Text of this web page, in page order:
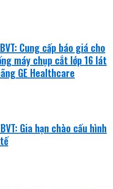
Cung cấp báo giá cho
máy chụp cắt lớp 16 lát
GE Healthcare
Gia hạn chào cấu hình